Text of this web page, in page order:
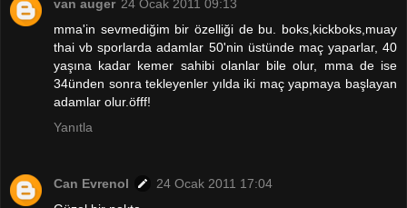
van auger 24 Ocak 2011 09:13
mma'in sevmediğim bir özelliği de bu. boks,kickboks,muay
thai vb sporlarda adamlar 50'nin üstünde maç yaparlar, 40
yaşına kadar kemer sahibi olanlar bile olur, mma de ise
34ünden sonra tekleyenler yılda iki maç yapmaya başlayan
adamlar olur.öfff!
Yanıtla
Can Evrenol
24 Ocak 2011 17:04